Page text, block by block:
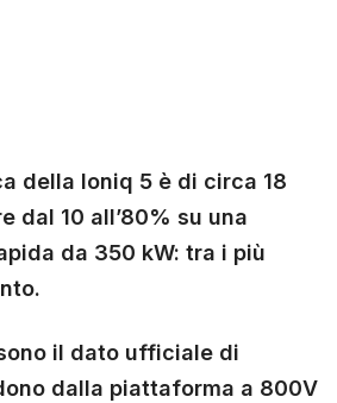
della Ioniq 5 è di circa 18
dal 10 all’80% su una
da 350 kW: tra i più
il dato ufficiale di
dalla piattaforma a 800V